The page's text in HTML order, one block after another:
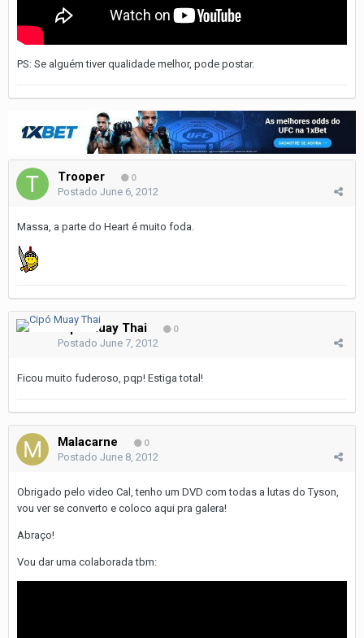
PS: Se alguém tiver qualidade melhor, pode postar.
Trooper 0
Postado June 6, 2012
Massa, a parte do Heart é muito foda.
Cipó Muay Thai 0
Postado June 7, 2012
Ficou muito fuderoso, pqp! Estiga total!
Malacarne 0
Postado June 8, 2012
Obrigado pelo video Cal, tenho um DVD com todas a lutas do Tyson,
vou ver se converto e coloco aqui pra galera!
Abraço!
Vou dar uma colaborada tbm: